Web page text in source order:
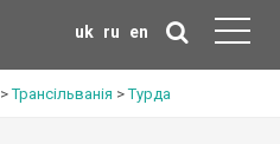
uk ru en
>Трансільванія >Турда